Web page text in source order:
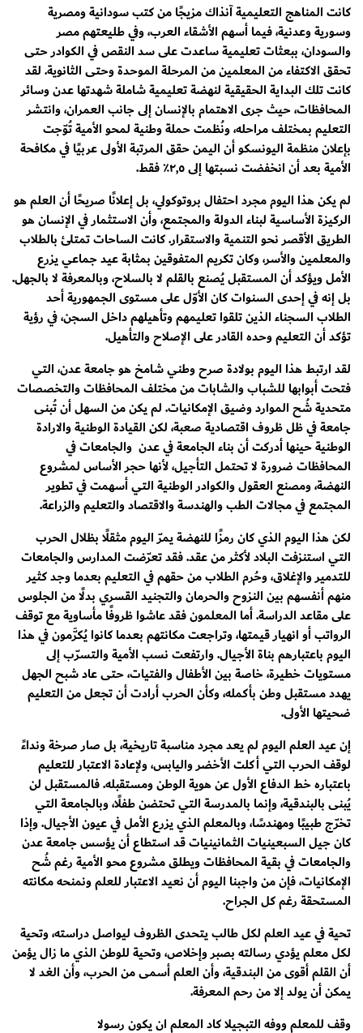
كانت المناهج التعليمية آنذاك مزيجًا من كتب سودانية ومصرية
وسورية وعدنية، فيما أسهم الأشقاء العرب، وفي طليعتهم مصر
والسودان، ببعثات تعليمية ساعدت على سد النقص في الكوادر حتى
تحقق الاكتفاء من المعلمين من المرحلة الموحدة وحتى الثانوية. لقد
كانت تلك البداية الحقيقية لنهضة تعليمية شاملة شهدتها عدن وسائر
المحافظات، حيث جرى الاهتمام بالإنسان إلى جانب العمران، وانتشر
التعليم بمختلف مراحله، ونُظمت حملة وطنية لمحو الأمية تُوّجت
بإعلان منظمة اليونسكو أن اليمن حقق المرتبة الأولى عربيًا في مكافحة
الأمية بعد أن انخفضت نسبتها إلى ٢,٥٪ فقط.
لم يكن هذا اليوم مجرد احتفال بروتوكولي، بل إعلانًا صريحًا أن العلم هو
الركيزة الأساسية لبناء الدولة والمجتمع، وأن الاستثمار في الإنسان هو
الطريق الأقصر نحو التنمية والاستقرار. كانت الساحات تمتلئ بالطلاب
والمعلمين والأسر، وكان تكريم المتفوقين بمثابة عيد جماعي يزرع
الأمل ويؤكد أن المستقبل يُصنع بالقلم لا بالسلاح، وبالمعرفة لا بالجهل.
بل إنه في إحدى السنوات كان الأوّل على مستوى الجمهورية أحد
الطلاب السجناء الذين تلقوا تعليمهم وتأهيلهم داخل السجن، في رؤية
تؤكد أن التعليم وحده القادر على الإصلاح والتأهيل.
لقد ارتبط هذا اليوم بولادة صرح وطني شامخ هو جامعة عدن، التي
فتحت أبوابها للشباب والشابات من مختلف المحافظات والتخصصات
متحدية شُح الموارد وضيق الإمكانيات. لم يكن من السهل أن تُبنى
جامعة في ظل ظروف اقتصادية صعبة، لكن القيادة الوطنية والارادة
الوطنية حينها أدركت أن بناء الجامعة في عدن والجامعات في
المحافظات ضرورة لا تحتمل التأجيل، لأنها حجر الأساس لمشروع
النهضة، ومصنع العقول والكوادر الوطنية التي أسهمت في تطوير
المجتمع في مجالات الطب والهندسة والاقتصاد والتعليم والزراعة.
لكن هذا اليوم الذي كان رمزًا للنهضة يمرّ اليوم مثقلًا بظلال الحرب
التي استنزفت البلاد لأكثر من عقد. فقد تعرّضت المدارس والجامعات
للتدمير والإغلاق، وحُرم الطلاب من حقهم في التعليم بعدما وجد كثير
منهم أنفسهم بين النزوح والحرمان والتجنيد القسري بدلًا من الجلوس
على مقاعد الدراسة. أما المعلمون فقد عاشوا ظروفًا مأساوية مع توقف
الرواتب أو انهيار قيمتها، وتراجعت مكانتهم بعدما كانوا يُكرَّمون في هذا
اليوم باعتبارهم بناة الأجيال. وارتفعت نسب الأمية والتسرّب إلى
مستويات خطيرة، خاصة بين الأطفال والفتيات، حتى عاد شبح الجهل
يهدد مستقبل وطن بأكمله، وكأن الحرب أرادت أن تجعل من التعليم
ضحيتها الأولى.
إن عيد العلم اليوم لم يعد مجرد مناسبة تاريخية، بل صار صرخة ونداءً
لوقف الحرب التي أكلت الأخضر واليابس، ولإعادة الاعتبار للتعليم
باعتباره خط الدفاع الأول عن هوية الوطن ومستقبله. فالمستقبل لن
يُبنى بالبندقية، وإنما بالمدرسة التي تحتضن طفلًا، وبالجامعة التي
تخرّج طبيبًا ومهندسًا، وبالمعلم الذي يزرع الأمل في عيون الأجيال. وإذا
كان جيل السبعينيات الثمانينيات قد استطاع أن يؤسس جامعة عدن
والجامعات في بقية المحافظات ويطلق مشروع محو الأمية رغم شُح
الإمكانيات، فإن من واجبنا اليوم أن نعيد الاعتبار للعلم ونمنحه مكانته
المستحقة رغم كل الجراح.
تحية في عيد العلم لكل طالب يتحدى الظروف ليواصل دراسته، وتحية
لكل معلم يؤدي رسالته بصبر وإخلاص، وتحية للوطن الذي ما زال يؤمن
أن القلم أقوى من البندقية، وأن العلم أسمى من الحرب، وأن الغد لا
يمكن أن يولد إلا من رحم المعرفة.
وقف للمعلم ووفه التبجيلا كاد المعلم ان يكون رسولا